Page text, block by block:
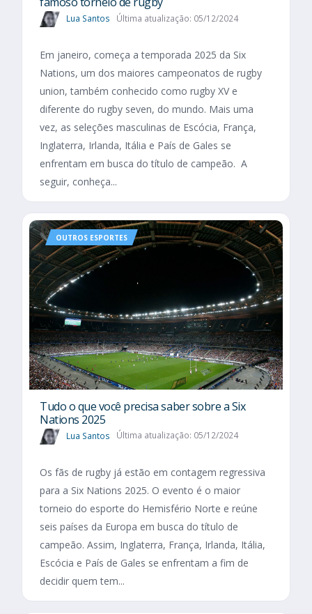
Lua Santos Última atualização: 05/12/2024
Em janeiro, começa a temporada 2025 da Six
Nations, um dos maiores campeonatos de rugby
union, também conhecido como rugby XV e
diferente do rugby seven, do mundo. Mais uma
vez, as seleções masculinas de Escócia, França,
Inglaterra, Irlanda, Itália e País de Gales se
enfrentam em busca do título de campeão. A
seguir, conheça...
OUTROS ESPORTES
Tudo o que você precisa saber sobre a Six
Nations 2025​
Lua Santos Última atualização: 05/12/2024
Os fãs de rugby já estão em contagem regressiva
para a Six Nations 2025. O evento é o maior
torneio do esporte do Hemisfério Norte e reúne
seis países da Europa em busca do título de
campeão. Assim, Inglaterra, França, Irlanda, Itália,
Escócia e País de Gales se enfrentam a fim de
decidir quem tem...